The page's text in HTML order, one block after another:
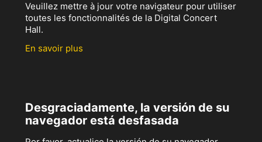
Veuillez mettre à jour votre navigateur pour utiliser
toutes les fonctionnalités de la Digital Concert
Hall.
En savoir plus
Desgraciadamente, la versión de su
navegador está desfasada